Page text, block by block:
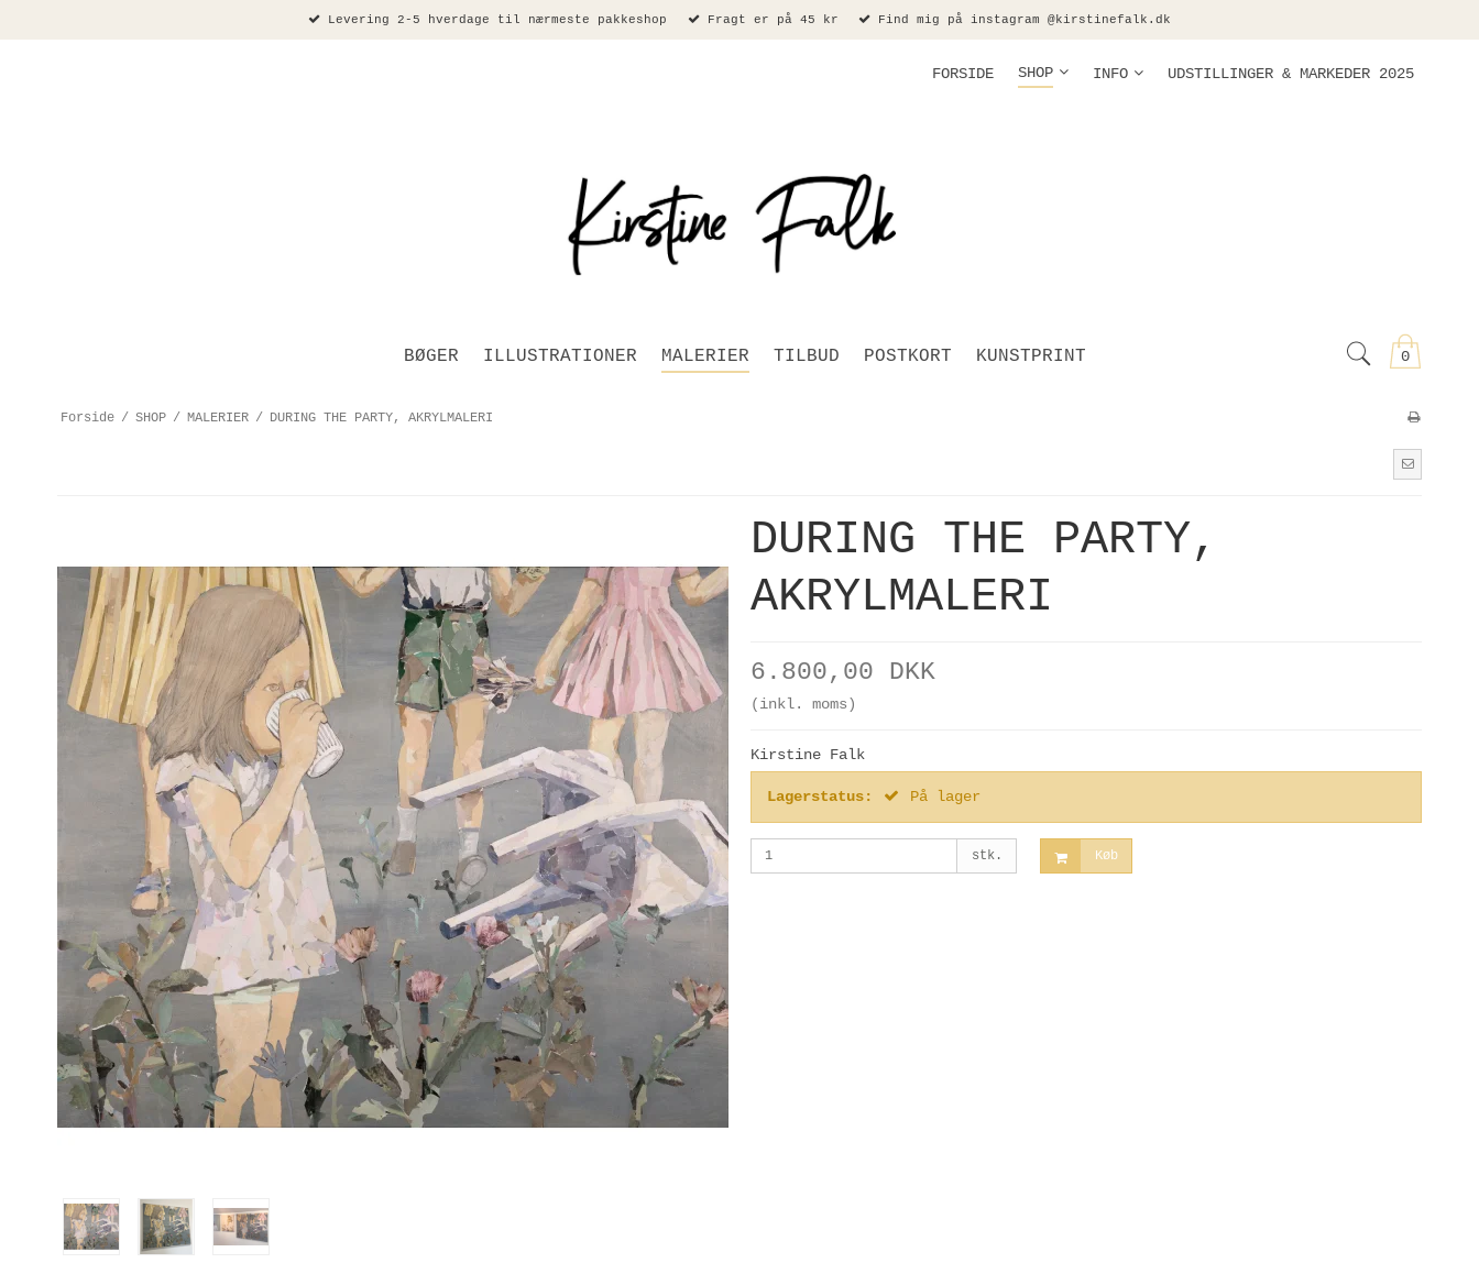
Levering 2-5 hverdage til nærmeste pakkeshop Fragt er på 45 kr Find mig på instagram @kirstinefalk.dk
FORSIDE SHOP INFO UDSTILLINGER & MARKEDER 2025
0
BØGER ILLUSTRATIONER MALERIER TILBUD POSTKORT KUNSTPRINT
Forside / SHOP / MALERIER / DURING THE PARTY, AKRYLMALERI
DURING THE PARTY,
AKRYLMALERI
6.800,00 DKK
(inkl. moms)
Kirstine Falk
Lagerstatus: På lager
stk. Køb